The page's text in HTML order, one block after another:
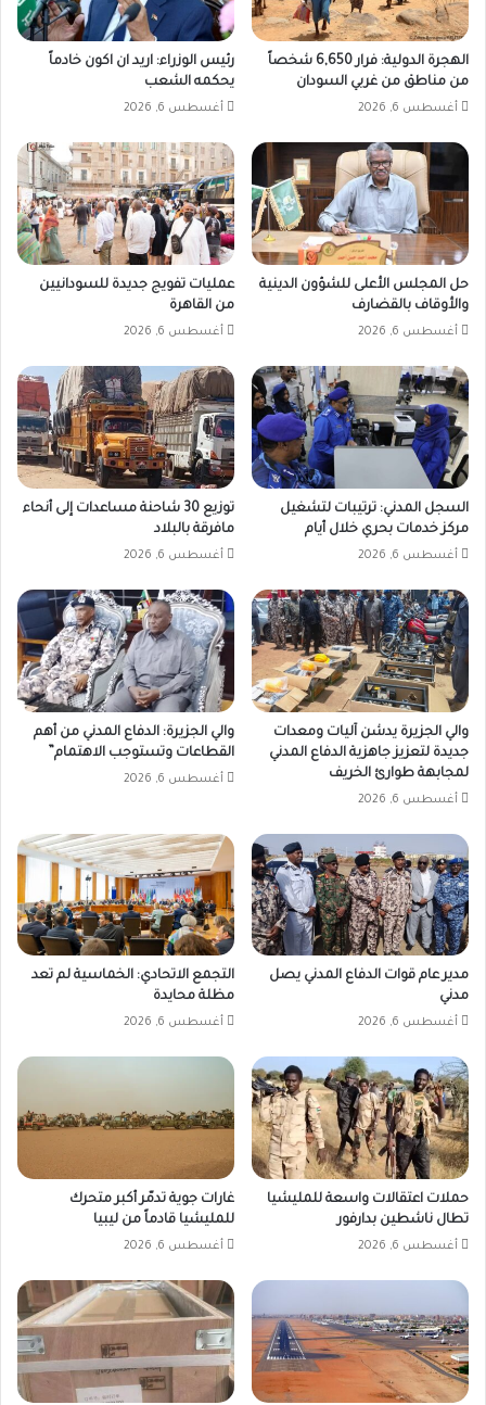
الهجرة الدولية: فرار 6,650 شخصاً
من مناطق من غربي السودان
أغسطس 6, 2026
رئيس الوزراء: اريد ان اكون خادماً
يحكمه الشعب
أغسطس 6, 2026
حل المجلس الأعلى للشؤون الدينية
والأوقاف بالقضارف
أغسطس 6, 2026
عمليات تفويج جديدة للسودانيين
من القاهرة
أغسطس 6, 2026
السجل المدني: ترتيبات لتشغيل
مركز خدمات بحري خلال أيام
أغسطس 6, 2026
توزيع 30 شاحنة مساعدات إلى أنحاء
مافرقة بالبلاد
أغسطس 6, 2026
والي الجزيرة يدشن آليات ومعدات
جديدة لتعزيز جاهزية الدفاع المدني
لمجابهة طوارئ الخريف
أغسطس 6, 2026
والي الجزيرة: الدفاع المدني من أهم
القطاعات وتستوجب الاهتمام”
أغسطس 6, 2026
مدير عام قوات الدفاع المدني يصل
مدني
أغسطس 6, 2026
التجمع الاتحادي: الخماسية لم تعد
مظلة محايدة
أغسطس 6, 2026
حملات اعتقالات واسعة للمليشيا
تطال ناشطين بدارفور
أغسطس 6, 2026
غارات جوية تدمّر أكبر متحرك
للمليشيا قادماً من ليبيا
أغسطس 6, 2026